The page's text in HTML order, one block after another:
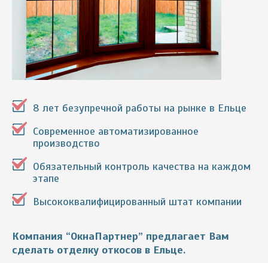
8 лет безупречной работы на рынке в Ельце
Современное автоматизированное
производство
Обязательный контроль качества на каждом
этапе
Высококвалифицированный штат компании
Компания “ОкнаПартнер” предлагает Вам
сделать отделку откосов в Ельце.